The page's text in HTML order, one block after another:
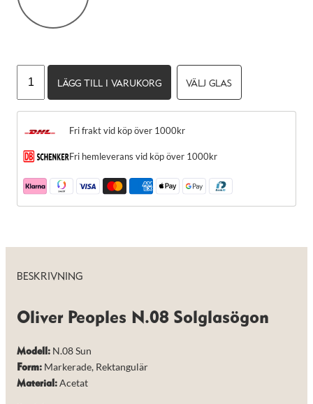
Peoples
N.08
mängd
LÄGG TILL I VARUKORG VÄLJ GLAS
Fri frakt vid köp över 1000kr
Fri hemleverans vid köp över 1000kr
BESKRIVNING
Oliver Peoples N.08 Solglasögon
Modell: N.08 Sun
Form: Markerade, Rektangulär
Material: Acetat
Dessa kakor
går inte att
hemsidan
taget ska
fungera.
förbättra
funktionalitet
och
hur hemsidan
Upplevelse
För att vår